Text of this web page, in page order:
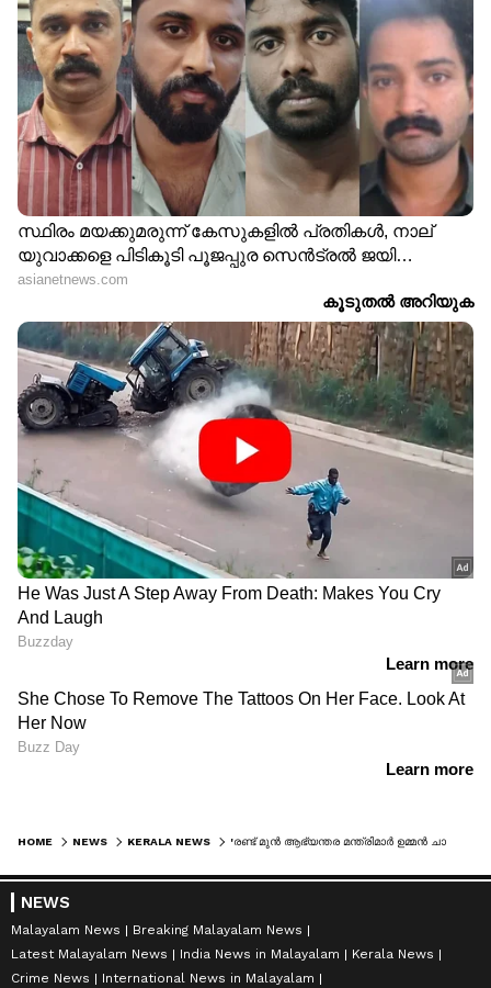
HOME NEWS KERALA NEWS
NEWS
Malayalam News
Breaking Malayalam News
Latest Malayalam News
India News in Malayalam
Kerala News
Crime News
International News in Malayalam